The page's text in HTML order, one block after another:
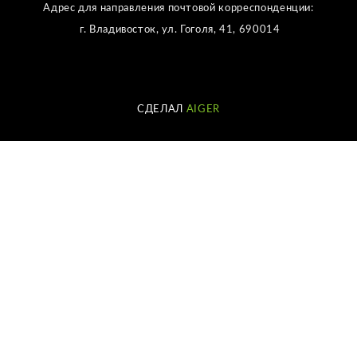
Адрес для направления почтовой корреспонденции:
г. Владивосток, ул. Гоголя, 41, 690014
СДЕЛАЛ AIGER